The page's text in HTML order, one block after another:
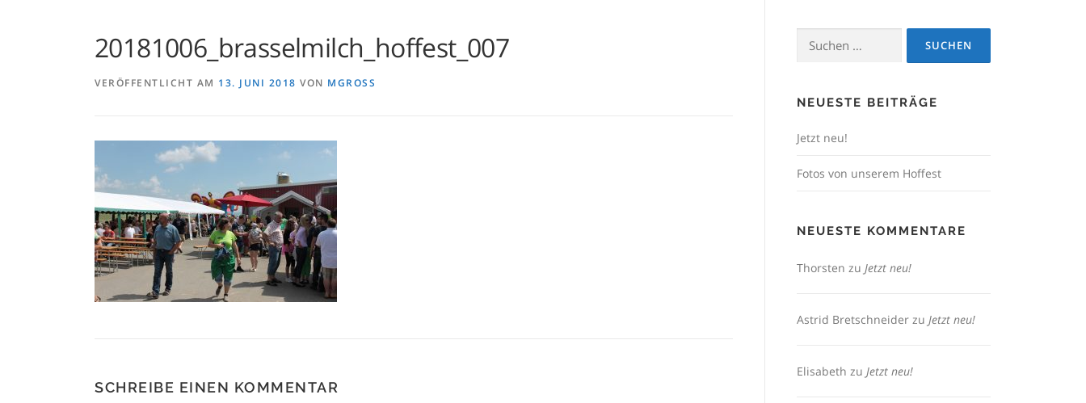
20181006_brasselmilch_hoffest_007
VERÖFFENTLICHT AM 13. JUNI 2018 VON MGROSS
SCHREIBE EINEN KOMMENTAR
Suchen
nach:
NEUESTE BEITRÄGE
Jetzt neu!
Fotos von unserem Hoffest
NEUESTE KOMMENTARE
Thorsten zu Jetzt neu!
Astrid Bretschneider zu Jetzt neu!
Elisabeth zu Jetzt neu!